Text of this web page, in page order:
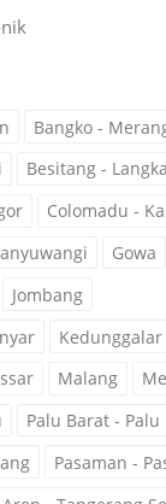
Bangko -
Besitang -
Colomadu -
Gowa
Jombang
Malang
Palu Barat - Palu
Pasaman -